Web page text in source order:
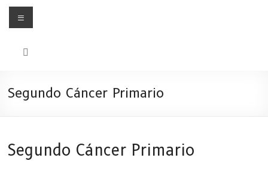
Menú
Segundo Cáncer Primario
Segundo Cáncer Primario